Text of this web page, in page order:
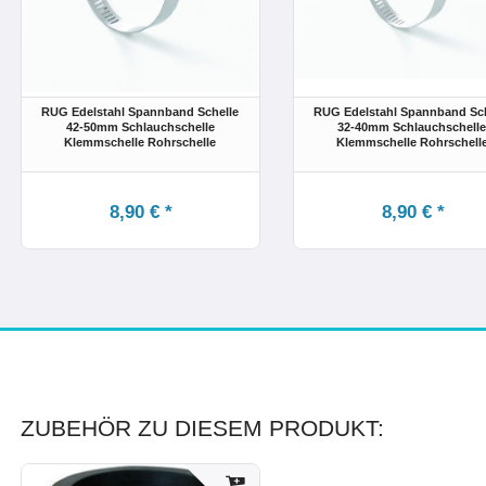
RUG Edelstahl Spannband Schelle
42-50mm Schlauchschelle
Klemmschelle Rohrschelle
8,90 € *
RUG Edelstahl Spannband
32-40mm Schlauchschelle
Klemmschelle
8,90 € *
ZUBEHÖR ZU DIESEM PRODUKT: